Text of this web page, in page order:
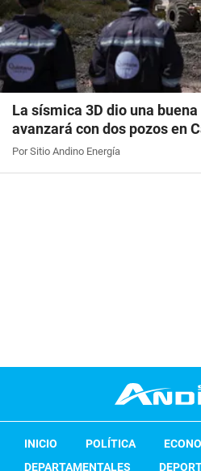
La sísmica 3D dio una
avanzará con dos pozos en
Por Sitio Andino Energía
INICIO POLÍTICA
DEPARTAMENTALES